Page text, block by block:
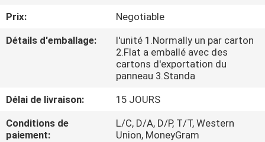
CONTRÔLE
DE
CONTACTEZ-
NOUS
Prix:
Negotiable
Détails d'emballage:
l'unité 1.Normally un par carton
2.Flat a emballé avec des
cartons d'exportation du
panneau 3.Standa
Délai de livraison:
15 JOURS
Conditions de
paiement:
L/C, D/A, D/P, T/T, Western
Union, MoneyGram